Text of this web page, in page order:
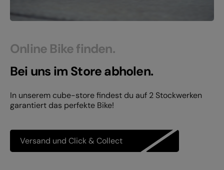
Online Bike finden.
Bei uns im Store abholen.
In unserem cube-store findest du auf 2 Stockwerken
garantiert das perfekte Bike!
Versand und Click & Collect